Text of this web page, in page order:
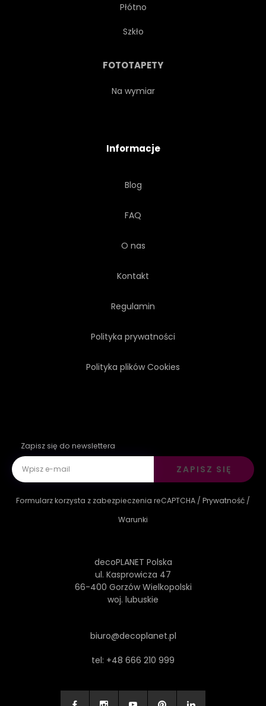
Płótno
Szkło
FOTOTAPETY
Na wymiar
Informacje
Blog
FAQ
O nas
Kontakt
Regulamin
Polityka prywatności
Polityka plików Cookies
Zapisz się do newslettera
ZAPISZ SIĘ
Formularz korzysta z zabezpieczenia reCAPTCHA / Prywatność /
Warunki
decoPLANET Polska
ul. Kasprowicza 47
66-400 Gorzów Wielkopolski
woj. lubuskie
biuro@decoplanet.pl
tel: +48 666 210 999